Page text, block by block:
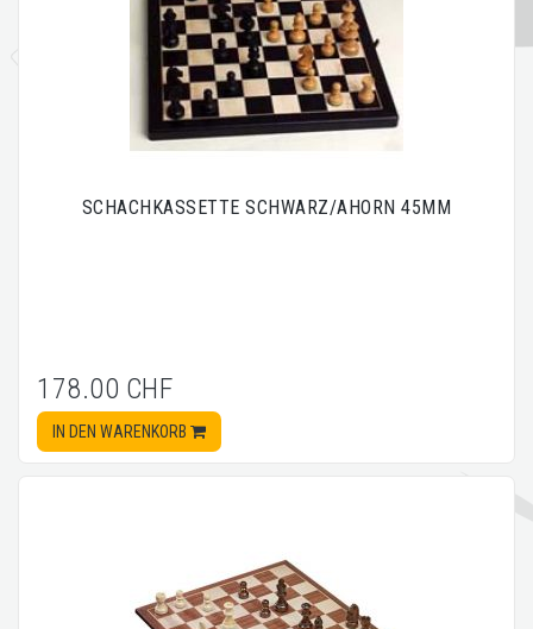
SCHACHKASSETTE SCHWARZ/AHORN 45MM
178.00 CHF
IN DEN WARENKORB